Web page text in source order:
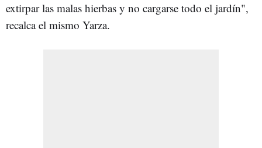
extirpar las malas hierbas y no cargarse todo el jardín",
recalca el mismo Yarza.